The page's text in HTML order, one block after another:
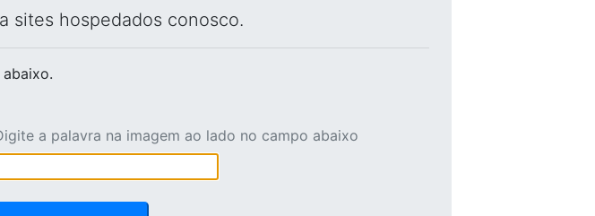
sites hospedados conosco.
a palavra na imagem ao lado no campo abaixo